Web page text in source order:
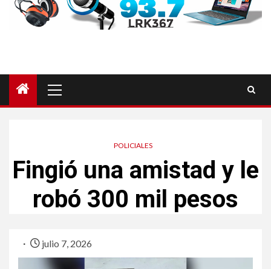
POLICIALES
Fingió una amistad y le
robó 300 mil pesos
julio 7, 2026